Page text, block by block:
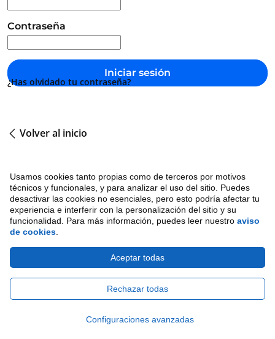
Usamos cookies tanto propias como de terceros por motivos
técnicos y funcionales, y para analizar el uso del sitio. Puedes
desactivar las cookies no esenciales, pero esto podría afectar tu
experiencia e interferir con la personalización del sitio y su
funcionalidad. Para más información, puedes leer nuestro aviso
de cookies
Aceptar todas
Rechazar todas
Configuraciones avanzadas
Contraseña
Iniciar sesión
¿Has olvidado tu contraseña?
Volver al inicio
Aviso de cookies • Ética • Legal • Privacy Notice
Copyright © 2026 Avature.Todos los derechos
reservados.